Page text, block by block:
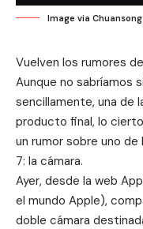
Image via Chuansong
Vuelven los rumores
Aunque no sabríamos
sencillamente, una de
producto final, lo
un rumor sobre uno
7: la cámara.
Ayer, desde la web
el mundo Apple),
doble cámara